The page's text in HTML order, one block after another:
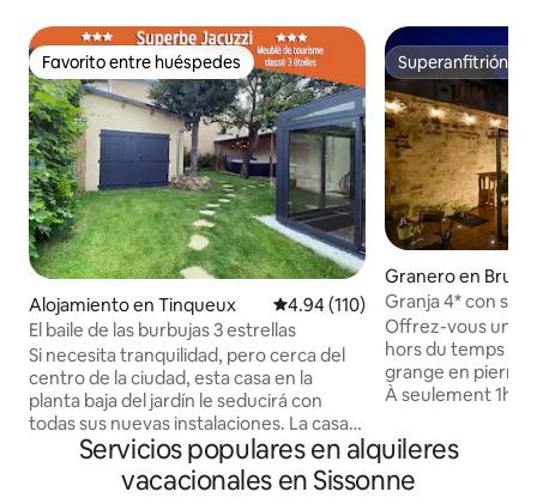
Favorito entre huéspedes
Favorito entre huéspedes
Alojamiento en Tinqueux Calificación promedio: 4.94 de
4.94 (110)
El baile de las burbujas 3 estrellas
Si necesita tranquilidad, pero cerca del
centro de la ciudad, esta casa en la
planta baja del jardín le seducirá con
todas sus nuevas instalaciones. La casa
está hiperlimpia Disfrutará del jardín
cerrado y de su magnífico jacuzzi
accesible todo el año . La casa super
Superanfitrión
Superanfitrión
Granero en
ontbérault
Granja 4* con spa
media de París
Offrez-vous une
hors du temps
grange en pierre
À seulement
terrasse intime
suites
amoureux, entre
Servicios populares en alquileres
vacacionales en Sissonne